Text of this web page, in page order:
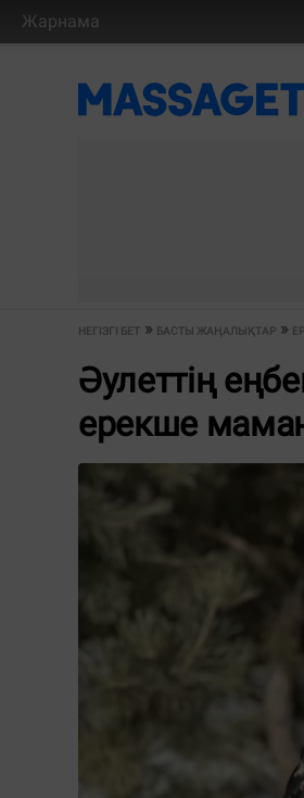
Жарнама
НЕГІЗГІ БЕТ БАСТЫ ЖАҢАЛЫҚТАР
Әулеттің
ерекше